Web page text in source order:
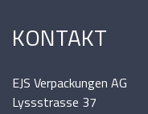
KONTAKT
EJS Verpackungen AG
Lyssstrasse 37